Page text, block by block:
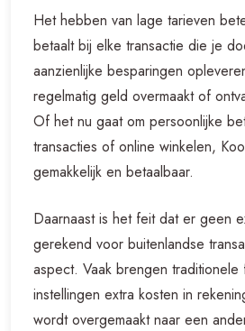
Het hebben van lage tarieven
betaalt bij elke transactie die je
aanzienlijke besparingen
regelmatig geld overmaakt of
Of het nu gaat om persoonlijke
transacties of online winkelen,
gemakkelijk en betaalbaar.
Daarnaast is het feit dat er geen
gerekend voor buitenlandse
aspect. Vaak brengen traditionele
instellingen extra kosten in
wordt overgemaakt naar een